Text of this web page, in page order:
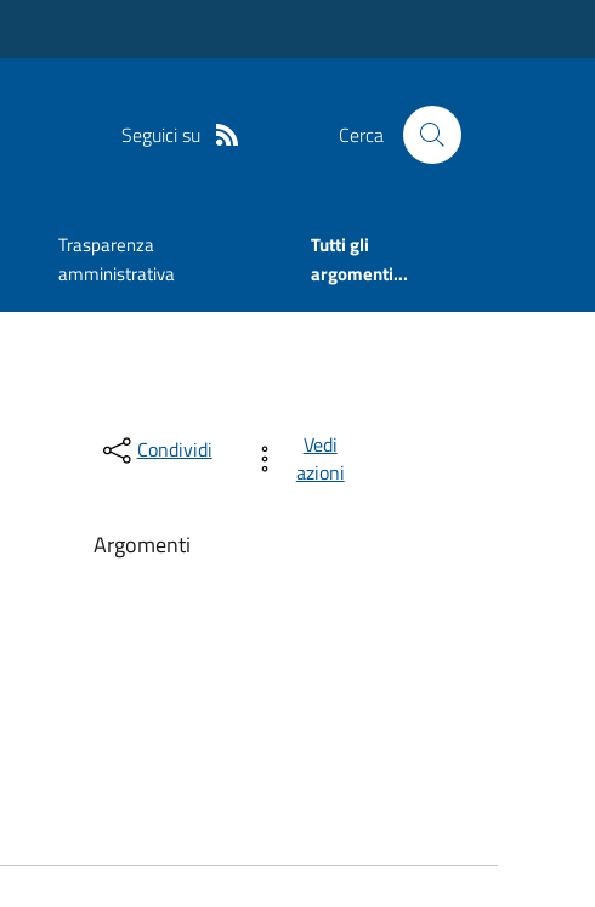
Seguici su Cerca
Trasparenza
amministrativa
Tutti gli
argomenti...
Condividi
Vedi
azioni
Argomenti